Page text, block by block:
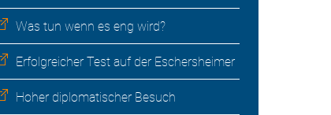
Was tun wenn es eng wird?
Erfolgreicher Test auf der Eschersheimer
Hoher diplomatischer Besuch